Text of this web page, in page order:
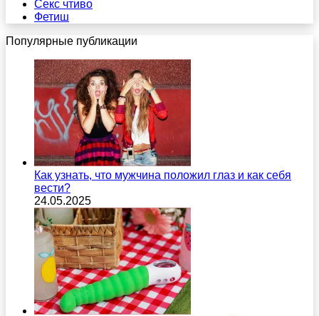
Секс чтиво
Фетиш
Популярные публикации
Как узнать, что мужчина положил глаз и как себя
вести?
24.05.2025